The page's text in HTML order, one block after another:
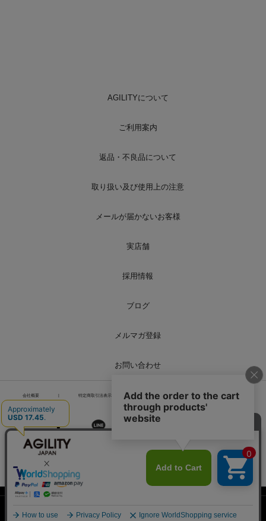
AGILITYについて
ご利用案内
返品・不良品について
取り扱い及び使用上の注意
メールが届かないお客様
実店舗
採用情報
ブログ
メルマガ登録
お問い合わせ
会社概要 特定商取引法表示 | 個人情報の取り扱い | サイトマップ
Copyright© Liberoworld